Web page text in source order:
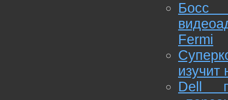
Босс
Fermi
изучит
Dell